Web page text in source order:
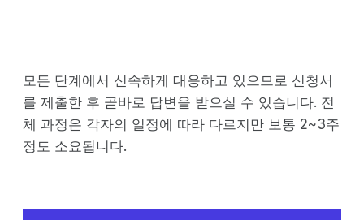
모든 단계에서 신속하게 대응하고 있으므로 신청서
를 제출한 후 곧바로 답변을 받으실 수 있습니다. 전
체 과정은 각자의 일정에 따라 다르지만 보통 2~3주
정도 소요됩니다.